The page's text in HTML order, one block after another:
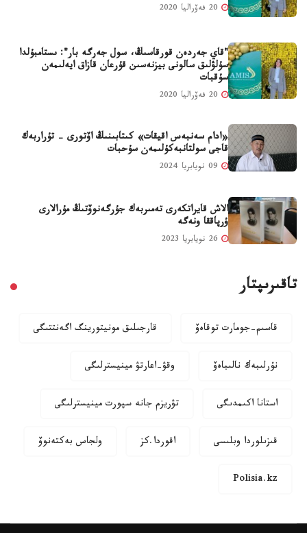
"قاي جەردەن قورقاسىڭ، سول جەرگە بار": ىستامبۇلدا
سۇلۋلىق سالونى بيزنەسىن قۇرعان قازاق ايەلىمەن
سۇقبات
«ادام سەنبەس اقيقات» كىتابىنىڭ اۆتورى - تۇراربەك
قاجى سولتانبەكۇلىمەن سۇحبات
الاش قايراتكەرى تەمىربەك جۇرگەنوۆتىڭ مۇرالارى
ۇرپاققا ونەگە
تاقىرىپتار
قاسىم-جومارت توقاەۆ قارجىلىق مونيتورينگ اگەنتتىگى
نۇرلىبەك نالىباەۆ وقۋ-اعارتۋ مينيسترلىگى
استانا اكىمدىگى تۋريزم جانە سپورت مينيسترلىگى
قىزىلوردا وبلىسى اقوردا.كز ولجاس بەكتەنوۆ
Polisia.kz